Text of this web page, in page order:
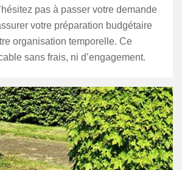
pas à passer votre demande
votre préparation budgétaire
organisation temporelle. Ce
sans frais, ni d’engagement.